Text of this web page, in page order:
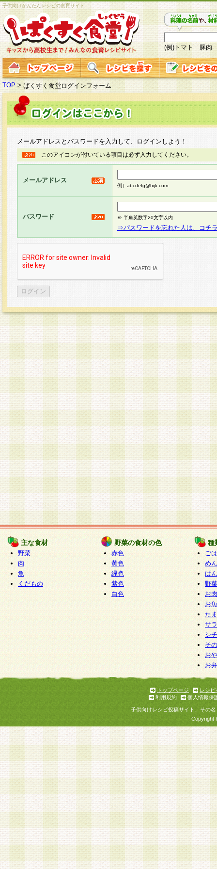
子供向けかんたんレシピの食育サイト
(例)トマト 豚肉
TOP > ぱくすく食堂ログインフォーム
メールアドレスとパスワードを入力して、ログインしよう！
このアイコンが付いている項目は必ず入力してください。
メールアドレス
例）abcdefg@hijk.com
パスワード ※ 半角英数字20文字以内
⇒パスワードを忘れた人は、コチ
主な食材
野菜
肉
魚
くだもの
野菜の食材の色
赤色
黄色
緑色
紫色
白色
種
ご
めん
ぱん
野
お
お
た
サ
シ
そ
お
お
トップページ
レシピ
利用規約
個人情報保
子供向けレシピ投稿サイト、その
Copyright